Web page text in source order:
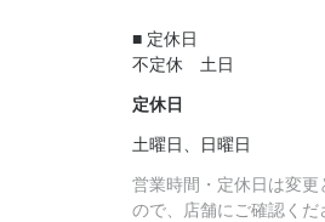
■ 定休日
不定休　土日
定休日
土曜日、日曜日
営業時間・定休日は変
ので、店舗にご確認くだ